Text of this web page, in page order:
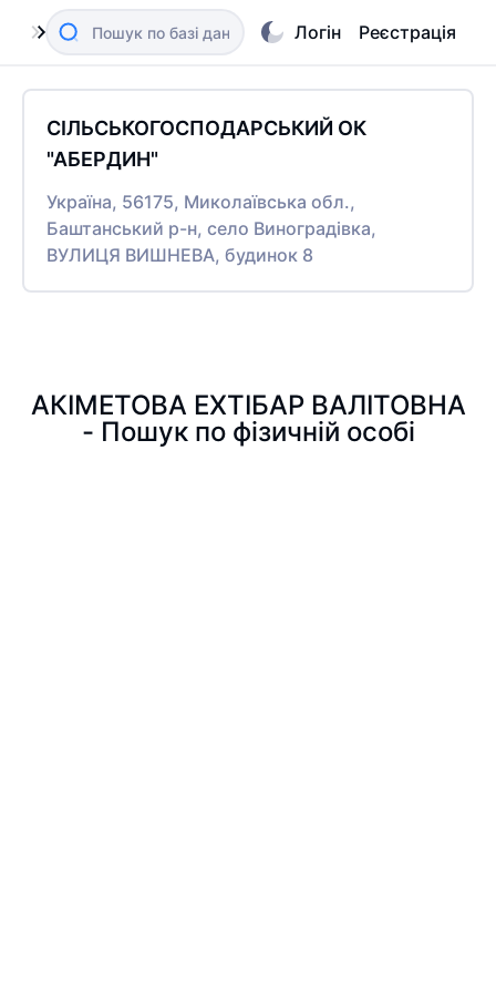
Логін Реєстрація
СІЛЬСЬКОГОСПОДАРСЬКИЙ ОК
"АБЕРДИН"
Україна, 56175, Миколаївська обл.,
Баштанський р-н, село Виноградівка,
ВУЛИЦЯ ВИШНЕВА, будинок 8
АКІМЕТОВА ЕХТІБАР ВАЛІТОВНА
- Пошук по фізичній особі